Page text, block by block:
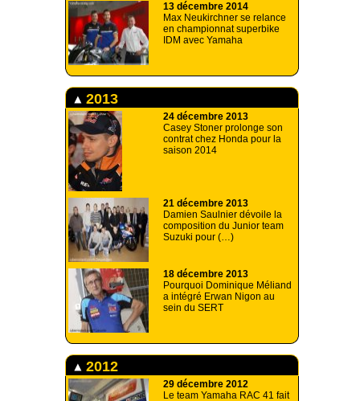
13 décembre 2014
Max Neukirchner se relance
en championnat superbike
IDM avec Yamaha
2013
24 décembre 2013
Casey Stoner prolonge son
contrat chez Honda pour la
saison 2014
21 décembre 2013
Damien Saulnier dévoile la
composition du Junior team
Suzuki pour (…)
18 décembre 2013
Pourquoi Dominique Méliand
a intégré Erwan Nigon au
sein du SERT
2012
29 décembre 2012
Le team Yamaha RAC 41 fait